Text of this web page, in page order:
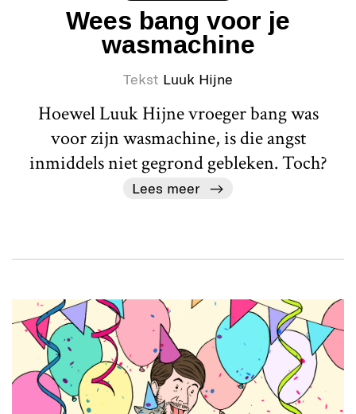
Wees bang voor je
wasmachine
Tekst Luuk Hijne
Hoewel Luuk Hijne vroeger bang was
voor zijn wasmachine, is die angst
inmiddels niet gegrond gebleken. Toch?
Lees meer